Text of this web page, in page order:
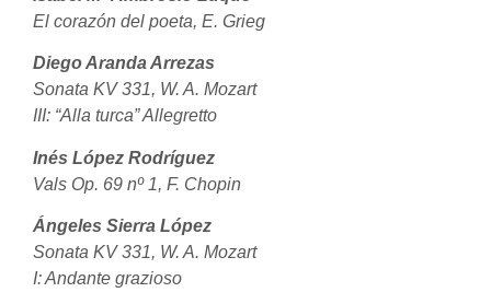
El corazón del poeta, E. Grieg
Diego Aranda Arrezas
Sonata KV 331, W. A. Mozart
III: “Alla turca” Allegretto
Inés López Rodríguez
Vals Op. 69 nº 1, F. Chopin
Ángeles Sierra López
Sonata KV 331, W. A. Mozart
I: Andante grazioso